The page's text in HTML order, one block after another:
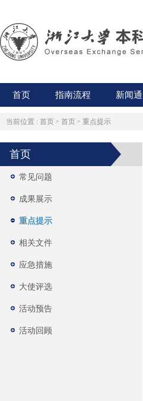
首页 指南流程 新闻
当前位置 : 首页 > 首页 > 重点提示
首页
常见问题
成果展示
重点提示
相关文件
应急措施
大使评选
活动预告
活动回顾